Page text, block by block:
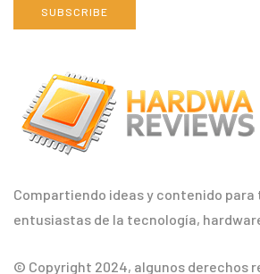
Compartiendo ideas y contenido para
entusiastas de la tecnología,
© Copyright 2024, algunos derechos
SUBSCRIBE